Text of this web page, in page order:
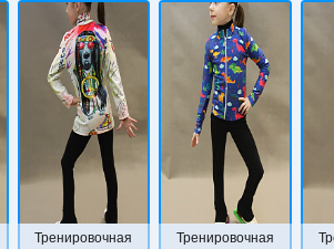
Тренировочная
Тренировочная